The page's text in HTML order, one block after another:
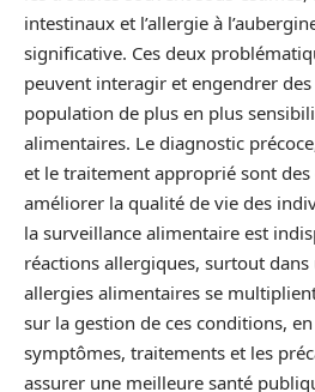
intestinaux et l’allergie à
significative. Ces deux
peuvent interagir et engendrer
population de plus en plus
alimentaires. Le diagnostic
et le traitement approprié sont
améliorer la qualité de vie des
la surveillance alimentaire est
réactions allergiques, surtout
allergies alimentaires se
sur la gestion de ces conditions,
symptômes, traitements et les
assurer une meilleure santé